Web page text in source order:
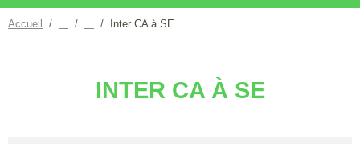
Accueil Inter CA à SE
INTER CA À SE